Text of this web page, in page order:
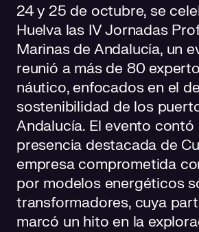
24 y 25 de octubre, se
Huelva las IV Jornadas
Marinas de Andalucía, un
reunió a más de 80
náutico, enfocados en el
sostenibilidad de los
Andalucía. El evento contó
presencia destacada de
empresa comprometida
por modelos energéticos
transformadores, cuya
marcó un hito en la